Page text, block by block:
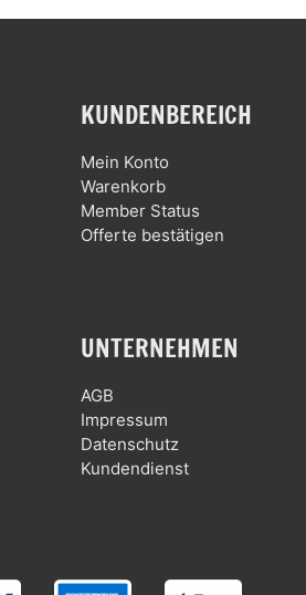
KUNDENBEREICH
Mein Konto
Warenkorb
Member Status
Offerte bestätigen
UNTERNEHMEN
AGB
Impressum
Datenschutz
Kundendienst